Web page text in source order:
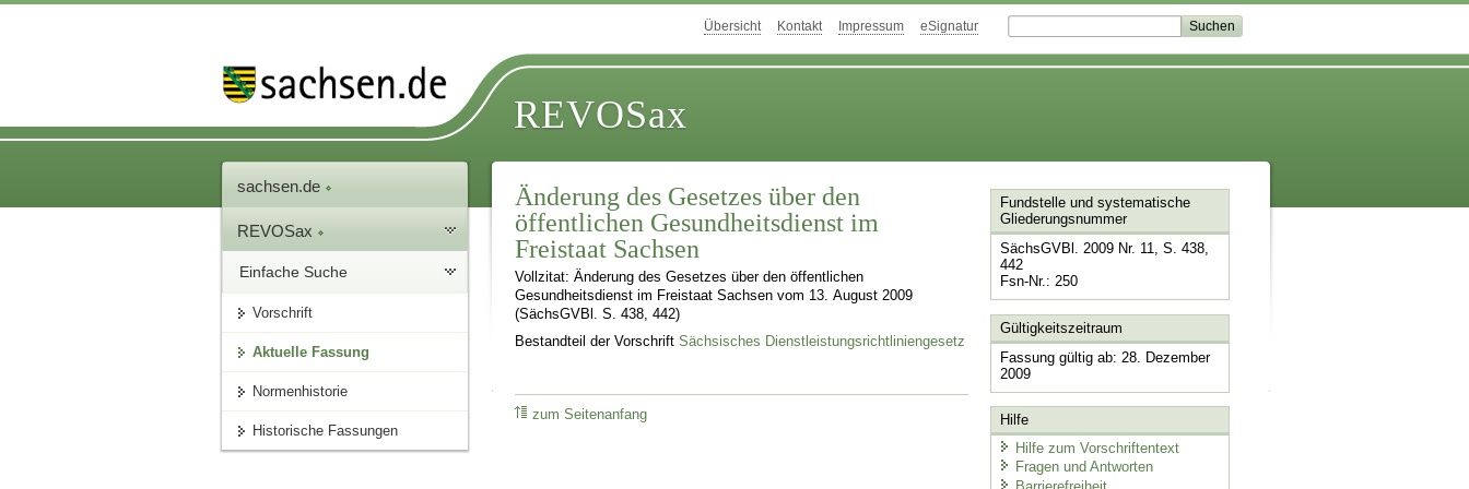
Übersicht Kontakt Impressum eSignatur
REVOSax
sachsen.de
REVOSax
Einfache Suche
Vorschrift
Aktuelle Fassung
Normenhistorie
Historische Fassungen
Änderung des Gesetzes über den
öffentlichen Gesundheitsdienst im
Freistaat Sachsen
Vollzitat: Änderung des Gesetzes über den öffentlichen
Gesundheitsdienst im Freistaat Sachsen vom 13. August 2009
(SächsGVBl. S. 438, 442)
Bestandteil der VorschriftSächsisches Dienstleistungsrichtliniengesetz
zum Seitenanfang
Fundstelle und systematische
Gliederungsnummer
SächsGVBl. 2009 Nr. 11, S. 438,
442
Fsn-Nr.: 250
Gültigkeitszeitraum
Fassung gültig ab: 28. Dezember
2009
Hilfe
Hilfe zum Vorschriftentext
Fragen und Antworten